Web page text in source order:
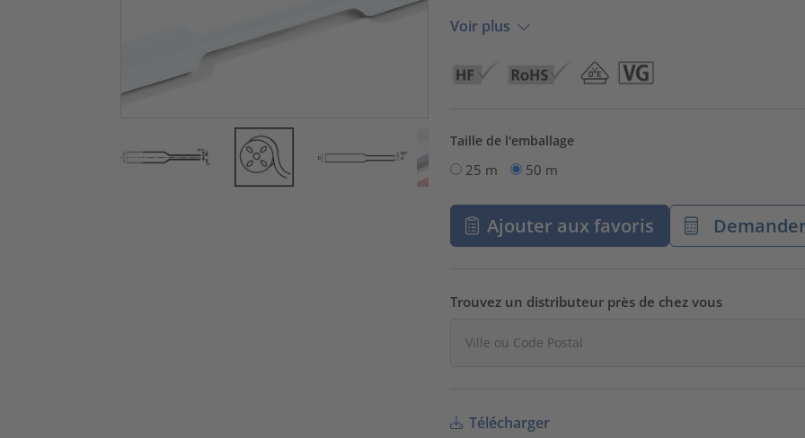
Voir plus
Taille de l'emballage
25 m 50 m
Ajouter aux favoris
Trouvez un distributeur près de chez vous
Télécharger